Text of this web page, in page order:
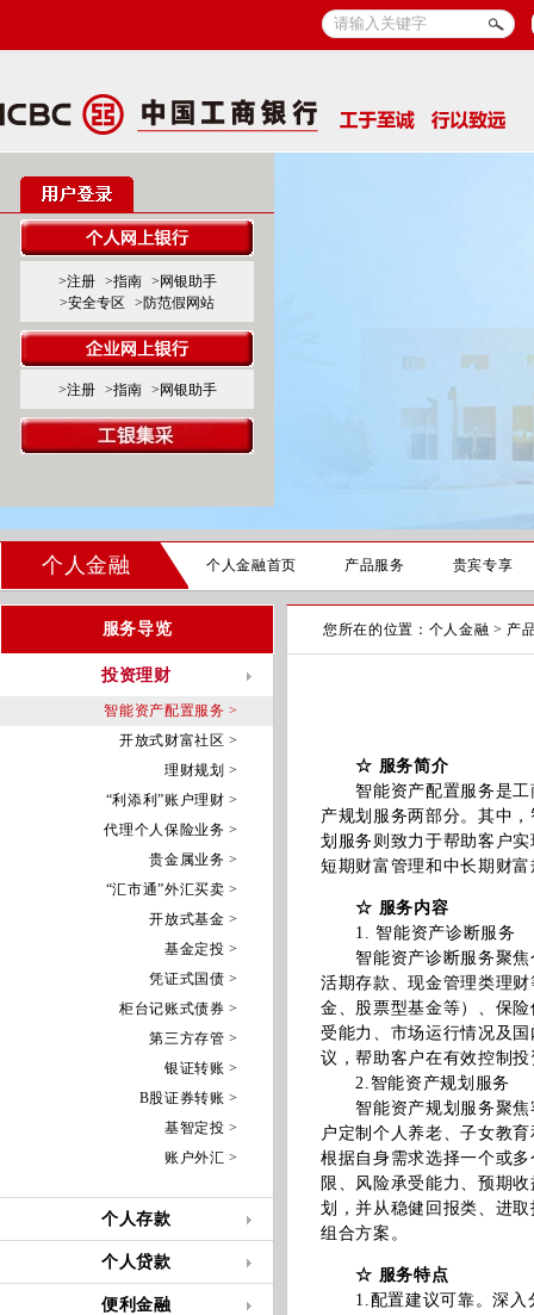
>注册 >指南
>网银助手
>安全专区
>防范假网站
>注册 >指南 >网银助手
个人金融 个人金融首页 产品服务 贵宾专享
服务导览
投资理财
智能资产配置服务 >
开放式财富社区 >
理财规划 >
“利添利”账户理财 >
代理个人保险业务 >
贵金属业务 >
“汇市通”外汇买卖 >
开放式基金 >
基金定投 >
凭证式国债 >
柜台记账式债券 >
第三方存管 >
银证转账 >
B股证券转账 >
基智定投 >
账户外汇 >
个人存款
个人贷款
便利金融
您所在的位置： 个人金融 > 产
☆ 服务简介
智能资产配置服务是工
产规划服务两部分。其中
划服务则致力于帮助客户
短期财富管理和中长期财
☆ 服务内容
1. 智能资产诊断服务
智能资产诊断服务聚焦
活期存款、现金管理类理
金、股票型基金等）、保
受能力、市场运行情况及
议，帮助客户在有效控制
2.智能资产规划服务
智能资产规划服务聚焦
户定制个人养老、子女教
根据自身需求选择一个或
限、风险承受能力、预期
划，并从稳健回报类、进
组合方案。
☆ 服务特点
1.配置建议可靠。深入分